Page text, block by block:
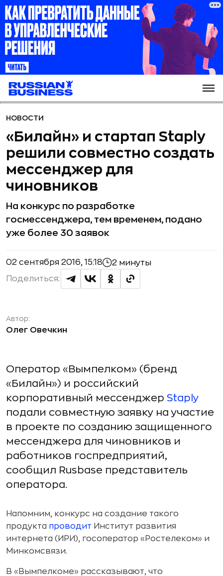
НОВОСТИ
«Билайн» и стартап Staply
решили совместно создать
мессенджер для
чиновников
На конкурс по разработке
госмессенджера, тем временем, подано
уже более 30 заявок
02 сентября 2016, 15:18 2 минуты
Поделиться:
Автор:
Олег Овечкин
Оператор «Вымпелком» (бренд
«Билайн») и российский
корпоративный мессенджер Staply
подали совместную заявку на участие
в проекте по созданию защищенного
мессенджера для чиновников и
работников госпредприятий,
сообщил Rusbase представитель
оператора.
Напомним, конкурс на создание такого
продукта проводит Институт развития
интернета (ИРИ), госоператор «Ростелеком» и
Минкомсвязи.
В «Вымпелкоме» рассказывают, что